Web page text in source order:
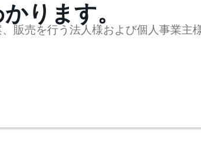
ります。
販売を行う法人様および個人事業主